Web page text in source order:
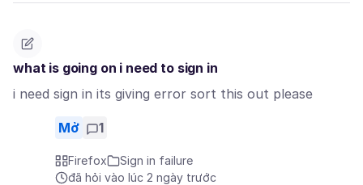
what is going on i need to sign in
i need sign in its giving error sort this out please
Mở 1
Firefox
Sign in failure
đã hỏi vào lúc 2 ngày trước